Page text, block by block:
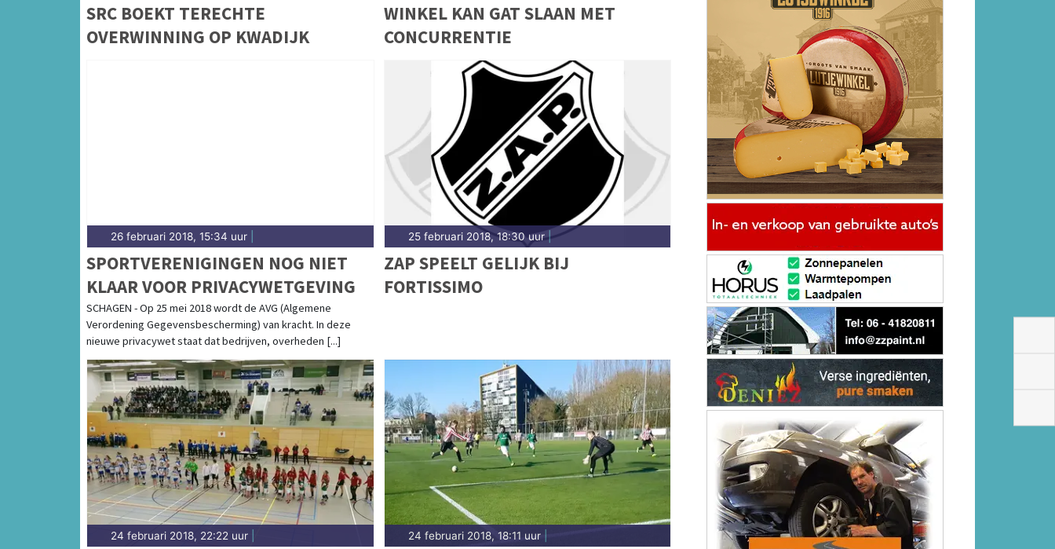
SRC BOEKT TERECHTE
OVERWINNING OP KWADIJK
WINKEL KAN GAT SLAAN MET
CONCURRENTIE
26 februari 2018, 15:34 uur
SPORTVERENIGINGEN NOG NIET
KLAAR VOOR PRIVACYWETGEVING
SCHAGEN - Op 25 mei 2018 wordt de AVG (Algemene
Verordening Gegevensbescherming) van kracht. In deze
nieuwe privacywet staat dat bedrijven, overheden [...]
25 februari 2018, 18:30 uur|
ZAP SPEELT GELIJK BIJ
FORTISSIMO
24 februari 2018, 22:22 uur 24 februari 2018, 18:11 uur|